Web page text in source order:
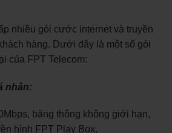
nhiều gói cước internet và truyền
hàng. Dưới đây là một số gói
của FPT Telecom:
nhân:
băng thông không giới hạn,
hình FPT Play Box.